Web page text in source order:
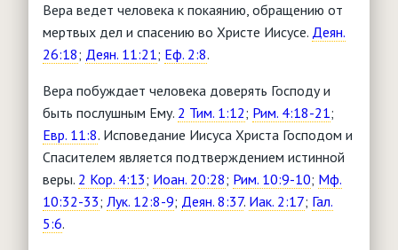
Вера ведет человека к покаянию, обращению от
мертвых дел и спасению во Христе Иисусе. Деян.
26:18; Деян. 11:21; Еф. 2:8.
Вера побуждает человека доверять Господу и
быть послушным Ему. 2 Тим. 1:12; Рим. 4:18-21;
Евр. 11:8. Исповедание Иисуса Христа Господом и
Спасителем является подтверждением истинной
веры. 2 Кор. 4:13; Иоан. 20:28; Рим. 10:9-10; Мф.
10:32-33; Лук. 12:8-9; Деян. 8:37. Иак. 2:17; Гал.
5:6.